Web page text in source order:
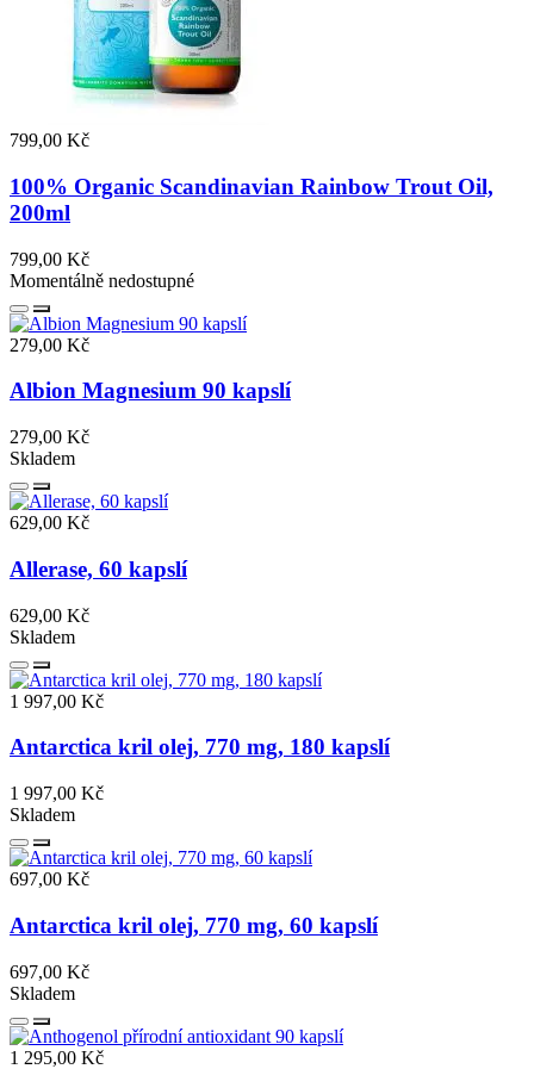
799,00 Kč
100% Organic Scandinavian Rainbow Trout Oil,
200ml
799,00 Kč
Momentálně nedostupné
279,00 Kč
Albion Magnesium 90 kapslí
279,00 Kč
Skladem
629,00 Kč
Allerase, 60 kapslí
629,00 Kč
Skladem
1 997,00 Kč
Antarctica kril olej, 770 mg, 180 kapslí
1 997,00 Kč
Skladem
697,00 Kč
Antarctica kril olej, 770 mg, 60 kapslí
697,00 Kč
Skladem
1 295,00 Kč